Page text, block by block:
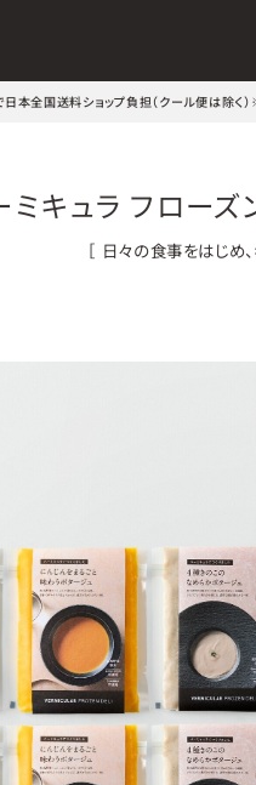
本全国送料ショップ負担（クール便は除く）
ミキュラ フロー
［ 日々の食事をはじめ